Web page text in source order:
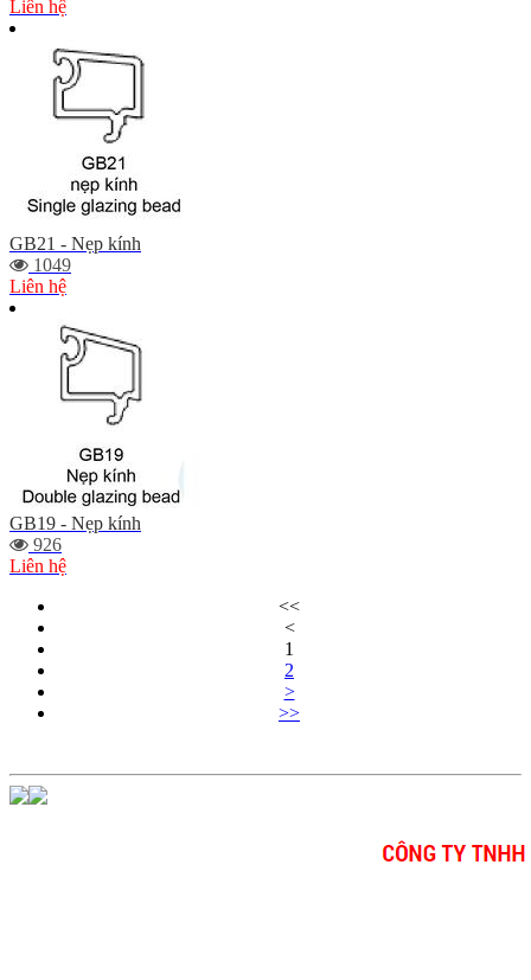
Liên hệ
GB21 - Nẹp kính
1049
Liên hệ
GB19 - Nẹp kính
926
Liên hệ
<<
<
1
2
>
>>